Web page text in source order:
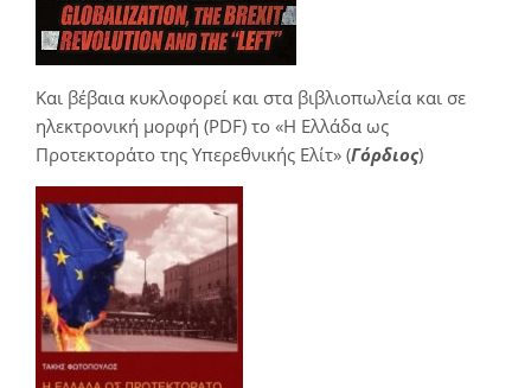
Και βέβαια κυκλοφορεί και στα βιβλιοπωλεία και σε
ηλεκτρονική μορφή (PDF) το «Η Ελλάδα ως
Προτεκτοράτο της Υπερεθνικής Ελίτ» (Γόρδιος)